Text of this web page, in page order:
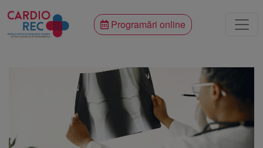
Programări online